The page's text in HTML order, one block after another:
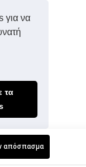
για να
τα
απόσπασμα